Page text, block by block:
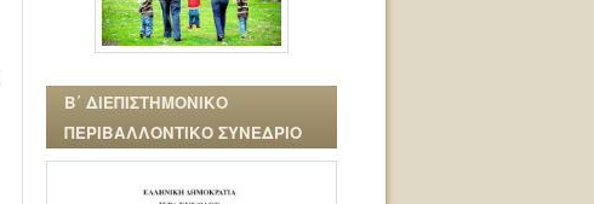
Β΄ ΔΙΕΠΙΣΤΗΜΟΝΙΚΟ
ΠΕΡΙΒΑΛΛΟΝΤΙΚΟ ΣΥΝΕΔΡΙΟ